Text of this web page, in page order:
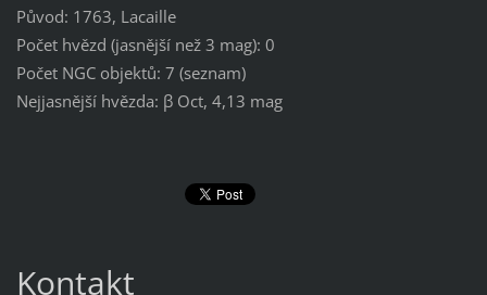
Původ: 1763, Lacaille
Počet hvězd (jasnější než 3 mag): 0
Počet NGC objektů: 7 (seznam)
Nejjasnější hvězda: β Oct, 4,13 mag
Kontakt